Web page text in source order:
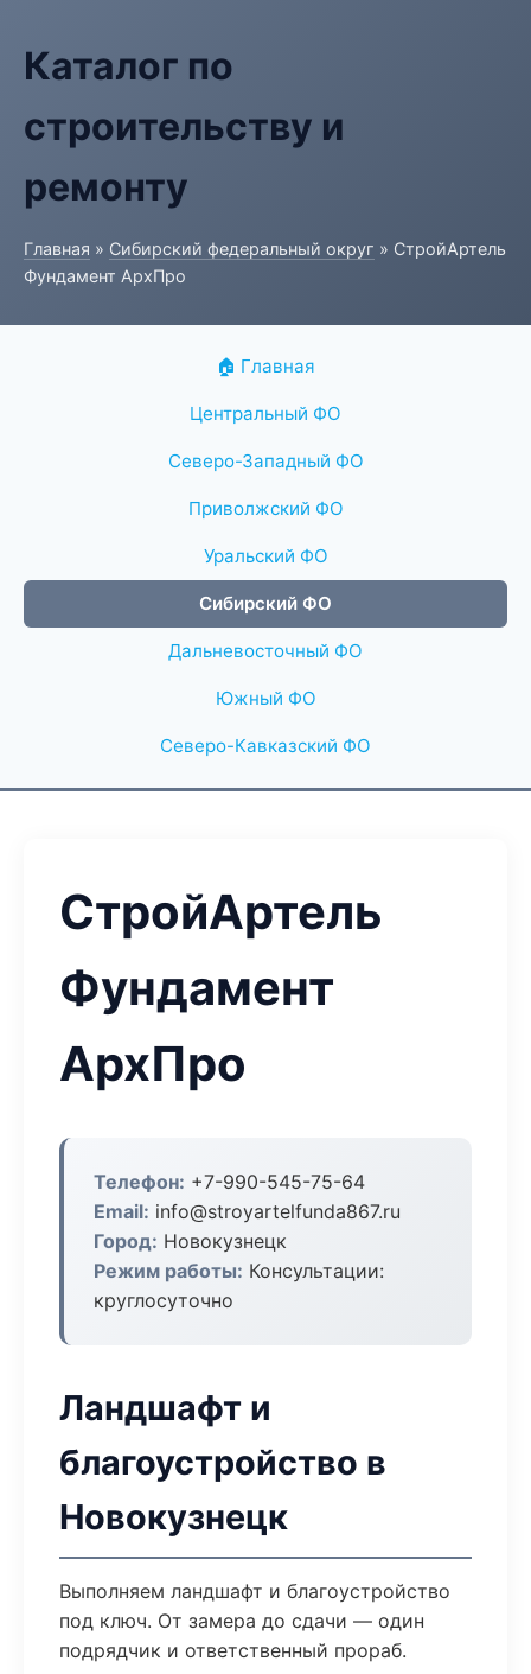
Каталог по
строительству и
ремонту
Главная » Сибирский федеральный округ » СтройАртель
Фундамент АрхПро
🏠 Главная
Центральный ФО
Северо-Западный ФО
Приволжский ФО
Уральский ФО
Сибирский ФО
Дальневосточный ФО
Южный ФО
Северо-Кавказский ФО
СтройАртель
Фундамент
АрхПро
Телефон: +7-990-545-75-64
Email: info@stroyartelfunda867.ru
Город: Новокузнецк
Режим работы: Консультации:
круглосуточно
Ландшафт и
благоустройство в
Новокузнецк
Выполняем ландшафт и благоустройство
под ключ. От замера до сдачи — один
подрядчик и ответственный прораб.